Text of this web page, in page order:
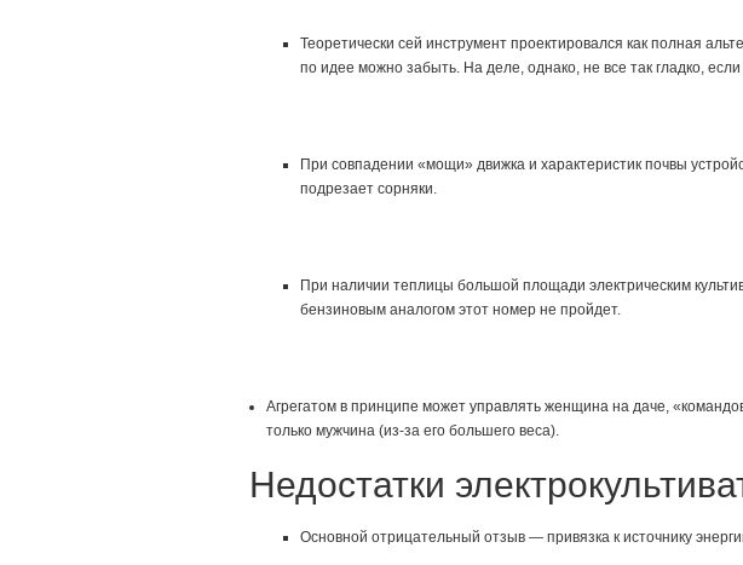
Теоретически сей инструмент проектировался как полная
по идее можно забыть. На деле, однако, не все так гладко,
При совпадении «мощи» движка и характеристик почвы
подрезает сорняки.
При наличии теплицы большой площади электрическим
бензиновым аналогом этот номер не пройдет.
Агрегатом в принципе может управлять женщина на даче,
только мужчина (из-за его большего веса).
Недостатки
Основной отрицательный отзыв — привязка к источнику